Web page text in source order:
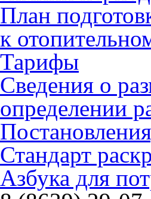
План
к
Тарифы
Сведения о
определении
Стандарт
Азбука для